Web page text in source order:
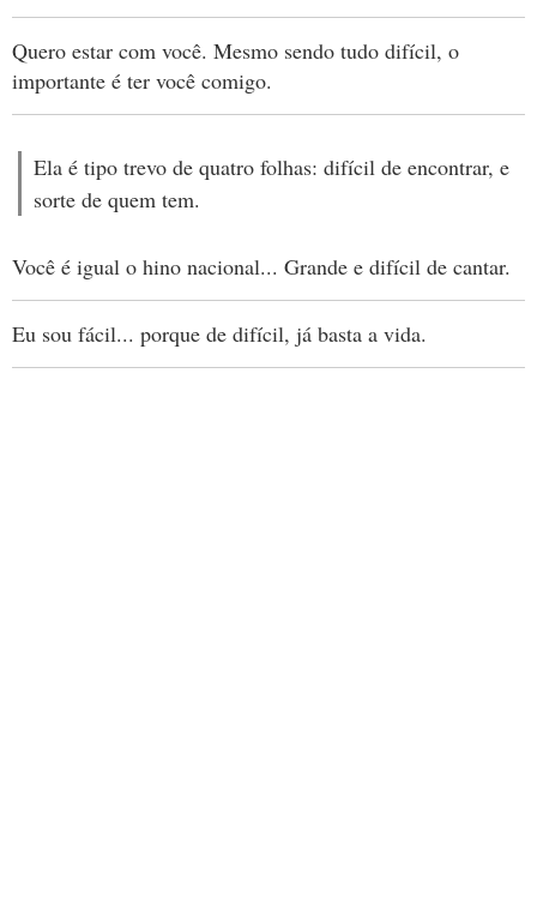
Quero estar com você. Mesmo sendo tudo difícil, o
importante é ter você comigo.
Ela é tipo trevo de quatro folhas: difícil de encontrar, e
sorte de quem tem.
Você é igual o hino nacional... Grande e difícil de cantar.
Eu sou fácil... porque de difícil, já basta a vida.